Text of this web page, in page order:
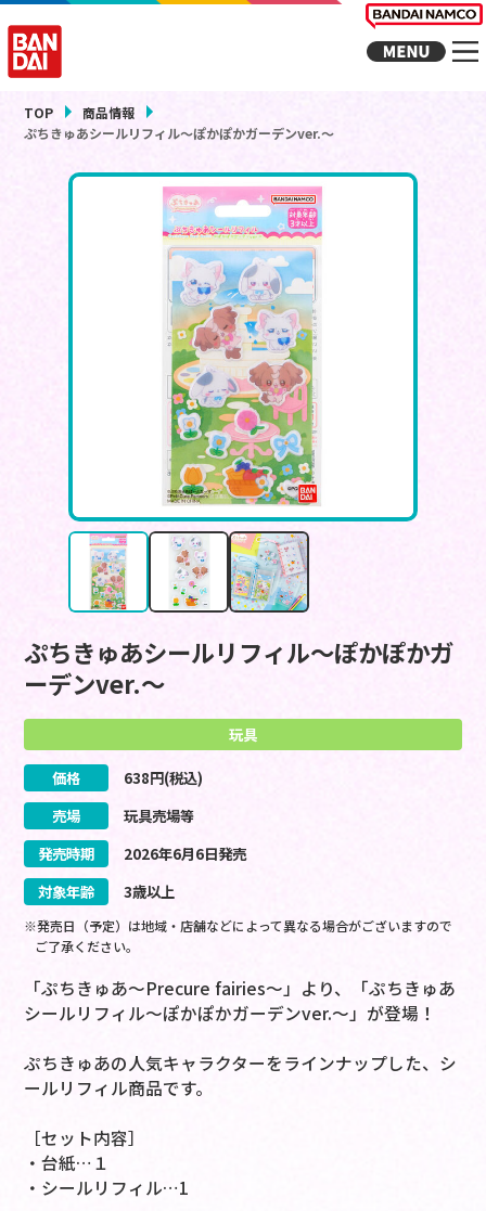
TOP
商品情報
ぷちきゅあシールリフィル～ぽかぽかガーデンver.～
ぷちきゅあシールリフィル～ぽかぽかガ
ーデンver.～
玩具
価格 638円(税込)
売場
玩具売場等
発売時期
2026年6月6日発売
対象年齢
3歳以上
※発売日（予定）は地域・店舗などによって異なる場合がございますので
ご了承ください。
「ぷちきゅあ～Precure fairies～」より、「ぷちきゅあ
シールリフィル～ぽかぽかガーデンver.～」が登場！
ぷちきゅあの人気キャラクターをラインナップした、シ
ールリフィル商品です。
［セット内容］
・台紙…１
・シールリフィル…1